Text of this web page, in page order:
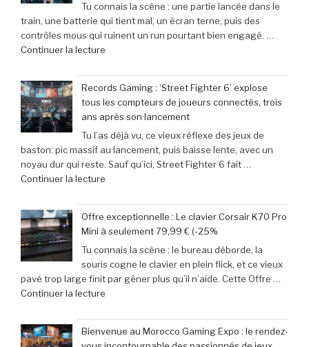
toutes
ses
cibles
sur
les
films
parodiés
de
Get
Out
Tu connais la scène : une partie lancée dans le
train, une batterie qui tient mal, un écran terne, puis des
contrôles mous qui ruinent un run pourtant bien engagé. …
Continuer la lecture
aventuriers
du
jeu
mobile
adoptent
la
Retroid
:
succès
phénoménal
grâce
à
une
Records Gaming : ‘Street Fighter 6’ explose
tous les compteurs de joueurs connectés, trois
ans après son lancement
Tu l’as déjà vu, ce vieux réflexe des jeux de
baston: pic massif au lancement, puis baisse lente, avec un
noyau dur qui reste. Sauf qu’ici, Street Fighter 6 fait …
Continuer la lecture
Gaming
:
‘Street
Fighter
6’
explose
compteurs
de
Offre exceptionnelle : Le clavier Corsair K70 Pro
Mini à seulement 79,99 € (-25%
Tu connais la scène : le bureau déborde, la
souris cogne le clavier en plein flick, et ce vieux
pavé trop large finit par gêner plus qu’il n’aide. Cette Offre …
Continuer la lecture
exceptionnelle
:
Bienvenue au Morocco Gaming Expo : le rendez-